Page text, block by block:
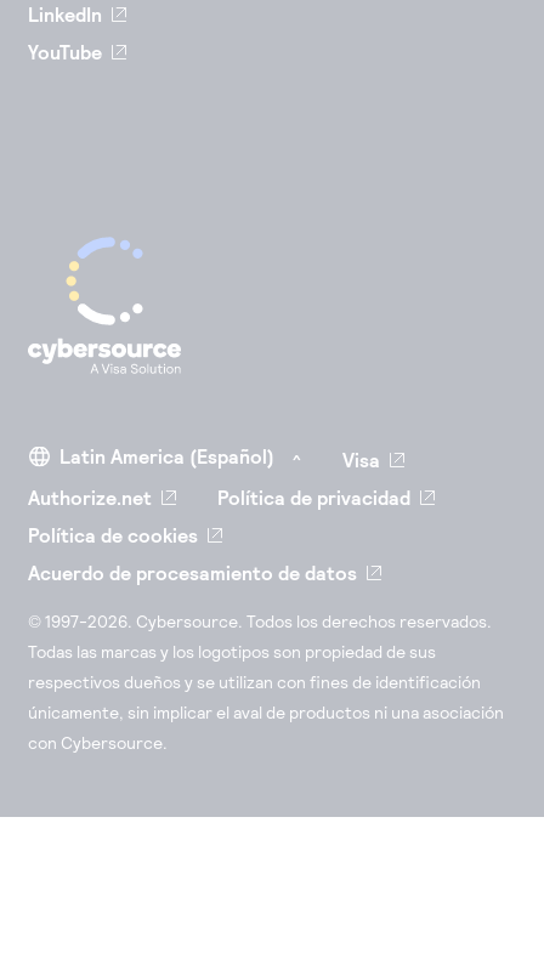
LinkedIn
YouTube
Visa
Authorize.net
Política de privacidad
Política de cookies
Acuerdo de procesamiento de datos
© 1997-2026. Cybersource. Todos los derechos reservados.
Todas las marcas y los logotipos son propiedad de sus
respectivos dueños y se utilizan con fines de identificación
únicamente, sin implicar el aval de productos ni una asociación
con Cybersource.